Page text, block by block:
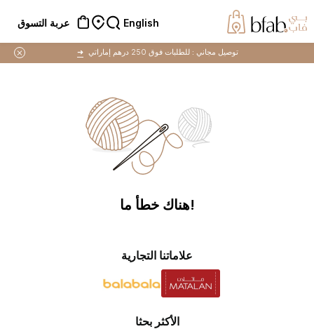
English عربة التسوق
توصيل مجاني : للطلبات فوق 250 درهم إماراتي ➜
!هناك خطأ ما
علاماتنا التجارية
الأكثر بحثا